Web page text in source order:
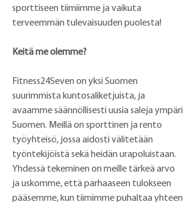
sporttiseen tiimiimme ja vaikuta
terveemmän tulevaisuuden puolesta!
Keitä me olemme?
Fitness24Seven on yksi Suomen
suurimmista kuntosaliketjuista, ja
avaamme säännöllisesti uusia saleja ympäri
Suomen. Meillä on sporttinen ja rento
työyhteisö, jossa aidosti välitetään
työntekijöistä sekä heidän urapoluistaan.
Yhdessä tekeminen on meille tärkeä arvo
ja uskomme, että parhaaseen tulokseen
pääsemme, kun tiimimme puhaltaa yhteen